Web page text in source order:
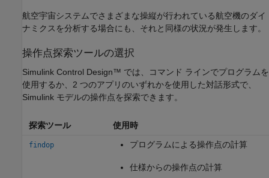
航空宇宙システムでさまざまな操縦が行われている航空機のダイ
ナミクスを分析する場合にも、それと同様の状況が発生します。
操作点探索ツールの選択
Simulink Control Design™ では、コマンド ラインでプログラムを
使用するか、2 つのアプリのいずれかを使用した対話形式で、
Simulink モデルの操作点を探索できます。
探索ツール 使用時
findop プログラムによる操作点の計算
仕様からの操作点の計算